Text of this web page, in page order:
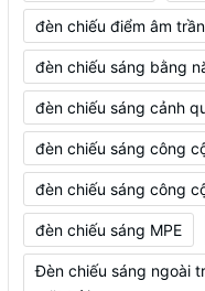
đèn chiếu điểm âm trần
đèn chiếu sáng bằng
đèn chiếu sáng cảnh
đèn chiếu sáng công
đèn chiếu sáng công
đèn chiếu sáng MPE
Đèn chiếu sáng ngoài